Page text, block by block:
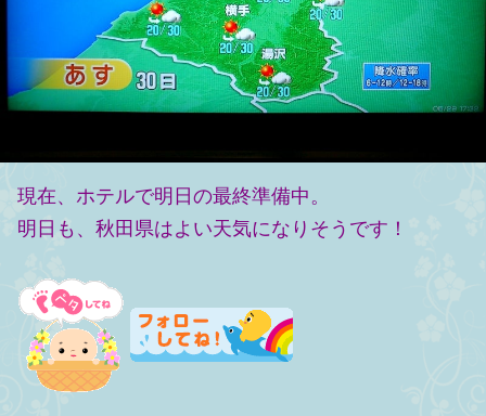
現在、ホテルで明日の最終準備中。
明日も、秋田県はよい天気になりそうです！